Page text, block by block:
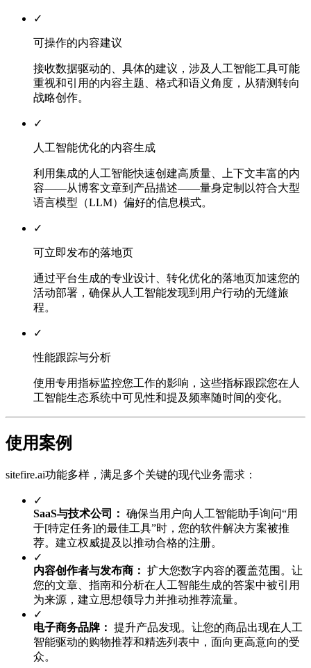
✓
可操作的内容建议
接收数据驱动的、具体的建议，涉及人工智能工具可能
重视和引用的内容主题、格式和语义角度，从猜测转向
战略创作。
✓
人工智能优化的内容生成
利用集成的人工智能快速创建高质量、上下文丰富的内
容——从博客文章到产品描述——量身定制以符合大型
语言模型（LLM）偏好的信息模式。
✓
可立即发布的落地页
通过平台生成的专业设计、转化优化的落地页加速您的
活动部署，确保从人工智能发现到用户行动的无缝旅
程。
✓
性能跟踪与分析
使用专用指标监控您工作的影响，这些指标跟踪您在人
工智能生态系统中可见性和提及频率随时间的变化。
使用案例
sitefire.ai功能多样，满足多个关键的现代业务需求：
✓
SaaS与技术公司： 确保当用户向人工智能助手询问“用
于[特定任务]的最佳工具”时，您的软件解决方案被推
荐。建立权威提及以推动合格的注册。
✓
内容创作者与发布商： 扩大您数字内容的覆盖范围。让
您的文章、指南和分析在人工智能生成的答案中被引用
为来源，建立思想领导力并推动推荐流量。
✓
电子商务品牌： 提升产品发现。让您的商品出现在人工
智能驱动的购物推荐和精选列表中，面向更高意向的受
众。